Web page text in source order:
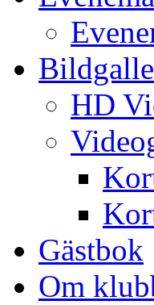
HD
Gästbok
Om